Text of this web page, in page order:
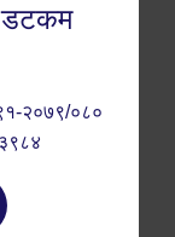
डटकम
२०७९/०८०